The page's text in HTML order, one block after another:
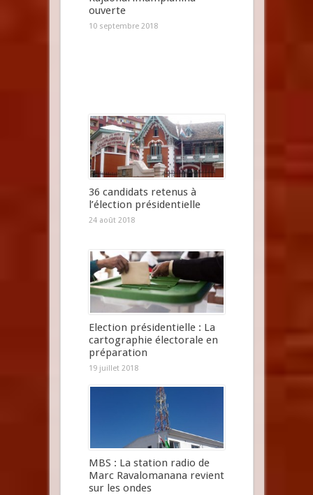
ouverte
10 septembre 2018
36 candidats retenus à
l’élection présidentielle
24 août 2018
Election présidentielle : La
cartographie électorale en
préparation
19 juillet 2018
MBS : La station radio de
Marc Ravalomanana revient
sur les ondes